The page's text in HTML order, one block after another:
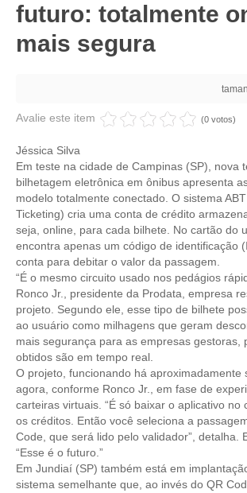
SUBSEDES SINDICAIS
GALERIA EX-PRESIDENTES
CRESCE BRASIL
CONSELHO TECNOLÓGICO
HISTÓRICO E ATUAÇÃO
COMPOSIÇÃO
CONSELHOS ASSESSORES
PERSONALIDADES DA TECNOLOGIA
NÚCLEO DA MULHER ENGENHEIRA
TRANSPARÊNCIA
JURÍDICO
CONSULTORIA
ACORDOS, CONVENÇÕES E DISSÍDIOS
CONTRIBUIÇÕES
futuro: totalmente
mais segura
Avalie este item (0 votos)
Jéssica Silva
Em teste na cidade de Campinas (SP), nova
bilhetagem eletrônica em ônibus apresenta
modelo totalmente conectado. O sistema
Ticketing) cria uma conta de crédito
seja, online, para cada bilhete. No cartão do
encontra apenas um código de identificação
conta para debitar o valor da passagem.
“É o mesmo circuito usado nos pedágios
Ronco Jr., presidente da Prodata, empresa
projeto. Segundo ele, esse tipo de bilhete
ao usuário como milhagens que geram
mais segurança para as empresas gestoras,
obtidos são em tempo real.
O projeto, funcionando há aproximadamente
agora, conforme Ronco Jr., em fase de
carteiras virtuais. “É só baixar o aplicativo no
os créditos. Então você seleciona a
Code, que será lido pelo validador”, detalha.
“Esse é o futuro.”
Em Jundiaí (SP) também está em
sistema semelhante que, ao invés do QR